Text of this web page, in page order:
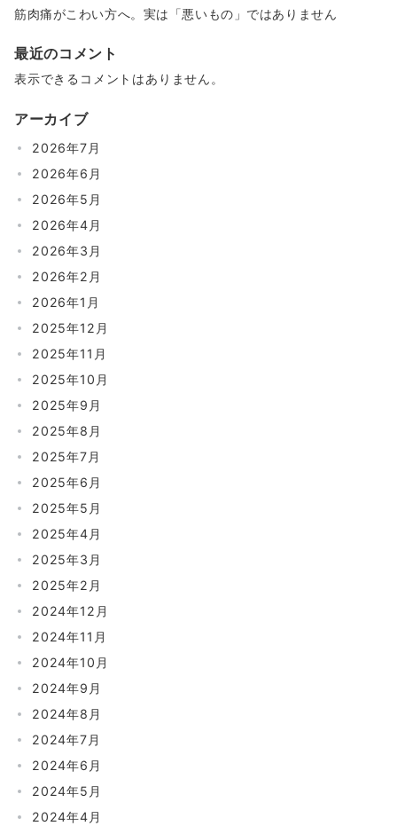
筋肉痛がこわい方へ。実は「悪いもの」ではありません
最近のコメント
表示できるコメントはありません。
アーカイブ
2026年7月
2026年6月
2026年5月
2026年4月
2026年3月
2026年2月
2026年1月
2025年12月
2025年11月
2025年10月
2025年9月
2025年8月
2025年7月
2025年6月
2025年5月
2025年4月
2025年3月
2025年2月
2024年12月
2024年11月
2024年10月
2024年9月
2024年8月
2024年7月
2024年6月
2024年5月
2024年4月